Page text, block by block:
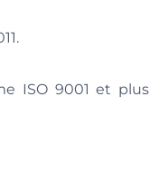
ISO 9001 et plus